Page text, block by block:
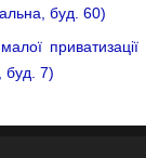
буд. 60)
приватизації
буд. 7)